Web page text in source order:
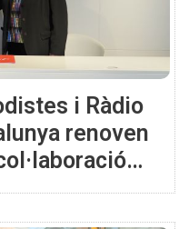
i Ràdio
renoven
pels